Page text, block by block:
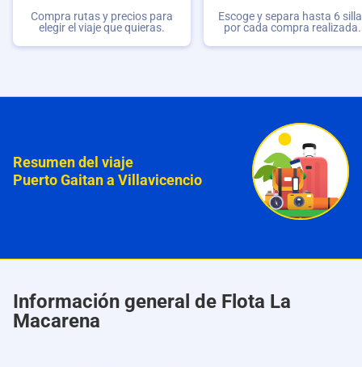
Compra rutas y precios para
elegir el viaje que quieras.
Escoge y separa hasta 6
por cada compra realizada.
Resumen del viaje
Puerto Gaitan a Villavicencio
Información general de Flota La
Macarena